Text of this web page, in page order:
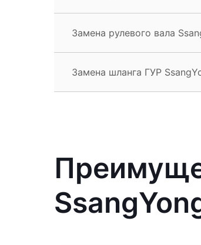
Замена рулевого вала
Замена шланга ГУР